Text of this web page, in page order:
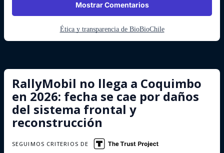
Mostrar Comentarios
Ética y transparencia de BioBioChile
RallyMobil no llega a Coquimbo
en 2026: fecha se cae por daños
del sistema frontal y
reconstrucción
SEGUIMOS CRITERIOS DE